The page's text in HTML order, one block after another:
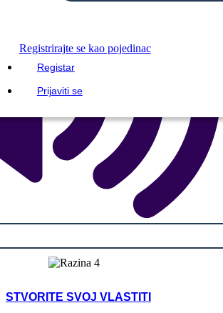
Registrirajte se kao pojedinac
Registar
Prijaviti se
STVORITE SVOJ VLASTITI